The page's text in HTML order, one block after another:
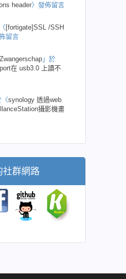
header〉發佈留言
[fortigate]SSL /SSH
留言
」於
在 usb3.0 上讀不
〈synology 透過web
攝影機畫
社群網路